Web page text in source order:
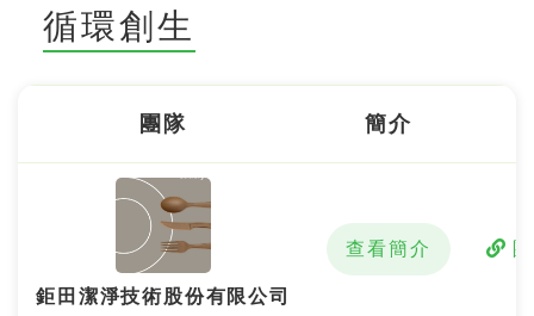
循環創生
團隊 簡介
鉅田潔淨技術股份有限公司
查看簡介